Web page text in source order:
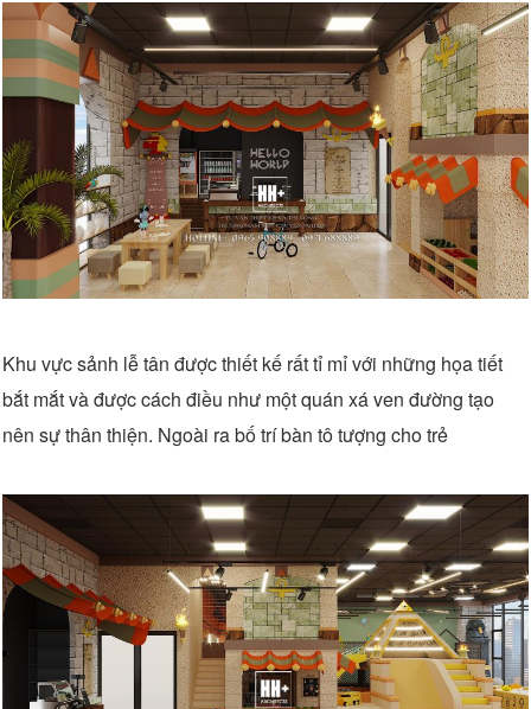
Khu vực sảnh lễ tân được thiết kế rất tỉ mỉ với những họa tiết
bắt mắt và được cách điều như một quán xá ven đường tạo
nên sự thân thiện. Ngoài ra bố trí bàn tô tượng cho trẻ